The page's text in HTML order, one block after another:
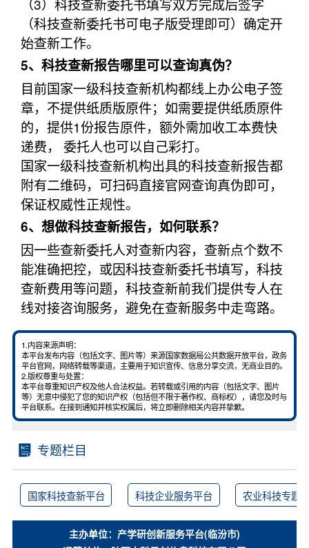
（3）科技查新委托书填写双方完成后签字
（科技查新委托书可电子版受理即可）确定开
始查新工作。
5、科技查新报告哪里可以查询真伪？
目前国家一级科技查新机构都线上办公电子签
章，不提供纸质版原件；如需要提供纸质原件
的，提供1份报告原件，额外需加收工本费快
递费， 委托人也可以自己彩打。
国家一级科技查新机构出具的科技查新报告都
附有二维码，可扫码直接官网查询真伪即可，
保证权威性正规性。
6、想做科技查新报告，如何联系？
因一些查新委托人对查新内容，查新点个数不
能准确把控，或因科技查新委托书填写，科技
查新费用等问题，科技查新前我们提供专人在
线对接咨询服务，避免在查新服务中走弯路。
1.内容来源声明：
本平台发布内容（包括文字、图片等）来源国家数据局公共数据开放平台，政务
平台官网，网络转载等渠道，主要用于知识宣传、信息分享交流，无商业目的。
2.版权尊重与处置：
本平台尊重知识产权及他人合法权益。若转载或引用的内容（包括文字、图片
等）无意中侵犯了您的知识产权（包括但不限于著作权、商标权），请您及时与
平台联系。在接到通知并核实权属后，将立即删除相关内容并挚歉。
专题栏目
国家科技查新平台 科技企业服务平台 农业科技专题
主办单位：产学研创新服务平台(临汾市)